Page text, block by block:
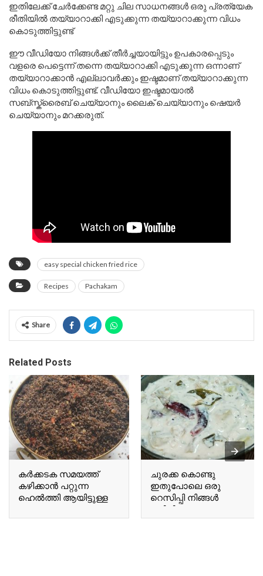
ഇതിലേക്ക് ചേർക്കേണ്ട മറ്റു ചില സാധനങ്ങൾ ഒരു പ്രത്യേക
രീതിയിൽ തയ്യാറാക്കി എടുക്കുന്ന തയ്യാറാക്കുന്ന വിധം
കൊടുത്തിട്ടുണ്ട്
ഈ വീഡിയോ നിങ്ങൾക്ക് തീർച്ചയായിട്ടും ഉപകാരപ്പെടും
വളരെ പെട്ടെന്ന് തന്നെ തയ്യാറാക്കി എടുക്കുന്ന ഒന്നാണ്
തയ്യാറാക്കാൻ എല്ലാവർക്കും ഇഷ്ടമാണ് തയ്യാറാക്കുന്ന
വിധം കൊടുത്തിട്ടുണ്ട്. വീഡിയോ ഇഷ്ടമായാൽ
സബ്സ്ക്രൈബ് ചെയ്യാനും ലൈക് ചെയ്യാനും ഷെയർ
ചെയ്യാനും മറക്കരുത്.
easy special chicken fried rice
Recipes Pachakam
Share
Related Posts
കർക്കടക സമയത്ത്
കഴിക്കാൻ പറ്റുന്ന
ഹെൽത്തി ആയിട്ടുള്ള
suitable for
ചുരക്ക കൊണ്ടു
ഇതുപോലെ ഒരു
റെസിപ്പി നിങ്ങൾ
കഴിച്ചിട്ടുണ്ടോ Have you
ever tried a recipe like